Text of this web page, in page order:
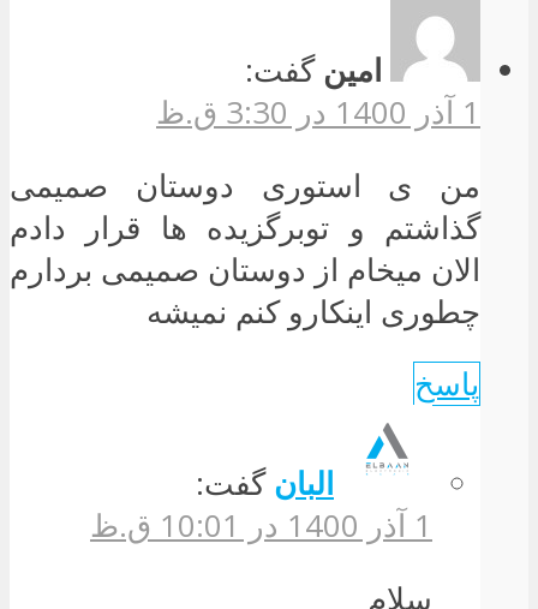
امین گفت:
1 آذر 1400 در 3:30 ق.ظ
من ی استوری دوستان صمیمی
گذاشتم و توبرگزیده ها قرار دادم
الان میخام از دوستان صمیمی بردارم
چطوری اینکارو کنم نمیشه
پاسخ
البان گفت:
1 آذر 1400 در 10:01 ق.ظ
سلام